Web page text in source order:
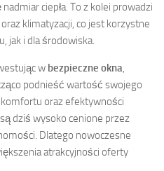
ciepła. To z kolei prowadzi
klimatyzacji, co jest korzystne
jak i dla środowiska.
w bezpieczne okna,
podnieść wartość swojego
oraz efektywności
dziś wysoko cenione przez
Dlatego nowoczesne
atrakcyjności oferty